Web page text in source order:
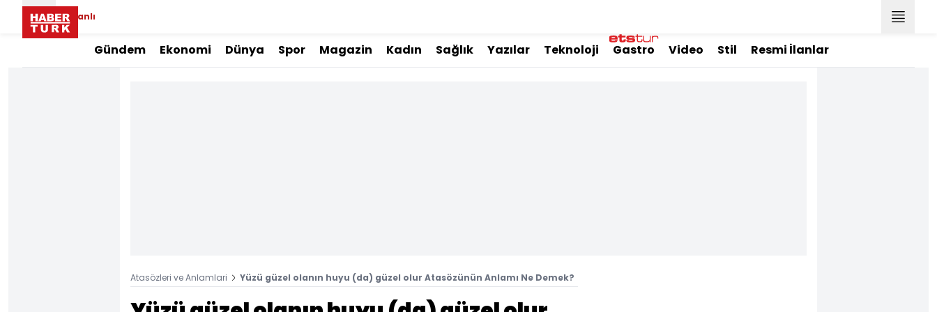
Canlı
Gündem Ekonomi Dünya Spor Magazin Kadın Sağlık Yazılar Teknoloji Gastro Video Stil Resmi İlanlar
Atasözleri ve Anlamlari Yüzü güzel olanın huyu (da) güzel olur Atasözünün Anlamı Ne Demek?